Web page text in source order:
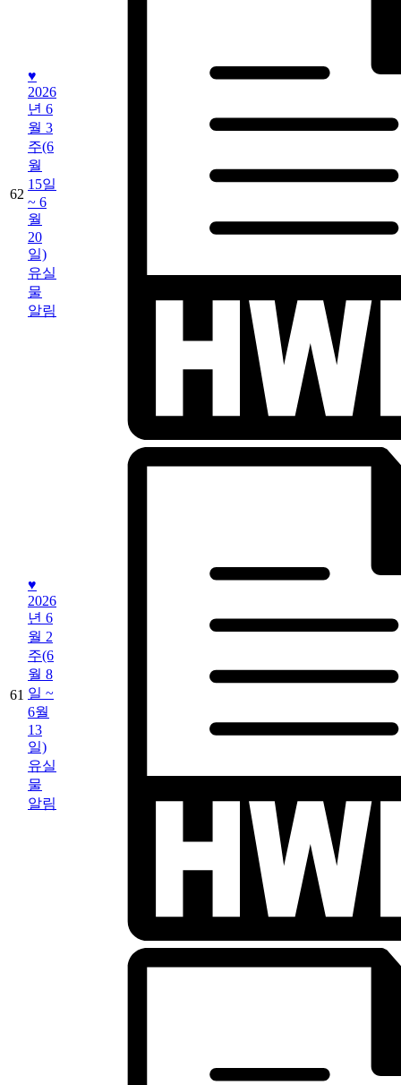
62
♥
2026
년 6
월 3
주(6
월
15일
~ 6
월
20
일)
유실
물
알림
61
♥
2026
년 6
월 2
주(6
월 8
일 ~
6월
13
일)
유실
물
알림